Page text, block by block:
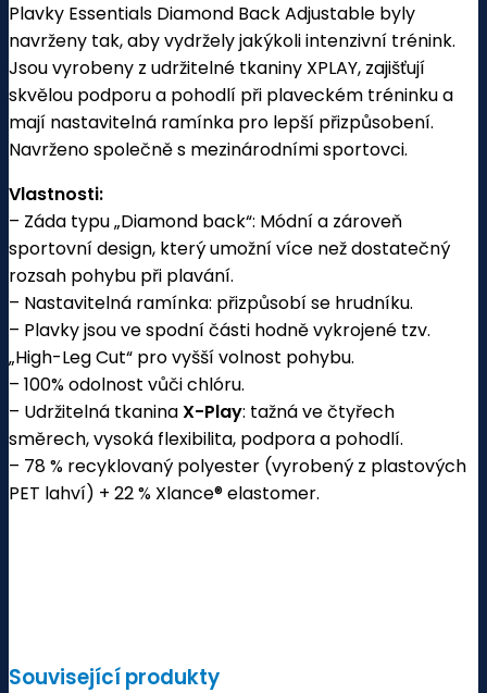
Plavky Essentials Diamond Back Adjustable byly
navrženy tak, aby vydržely jakýkoli intenzivní trénink.
Jsou vyrobeny z udržitelné tkaniny XPLAY, zajišťují
skvělou podporu a pohodlí při plaveckém tréninku a
mají nastavitelná ramínka pro lepší přizpůsobení.
Navrženo společně s mezinárodními sportovci.
Vlastnosti:
– Záda typu „Diamond back“: Módní a zároveň
sportovní design, který umožní více než dostatečný
rozsah pohybu při plavání.
– Nastavitelná ramínka: přizpůsobí se hrudníku.
– Plavky jsou ve spodní části hodně vykrojené tzv.
„High-Leg Cut“ pro vyšší volnost pohybu.
– 100% odolnost vůči chlóru.
– Udržitelná tkaninaX-Play: tažná ve čtyřech
směrech, vysoká flexibilita, podpora a pohodlí.
– 78 % recyklovaný polyester (vyrobený z plastových
PET lahví) + 22 % Xlance® elastomer.
Související produkty